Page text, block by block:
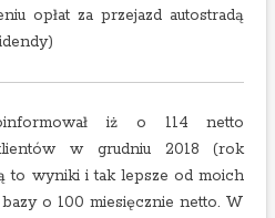
opłat za przejazd autostradą
iż o 114 netto
w grudniu 2018 (rok
to wyniki i tak lepsze od moich
o 100 miesięcznie netto. W